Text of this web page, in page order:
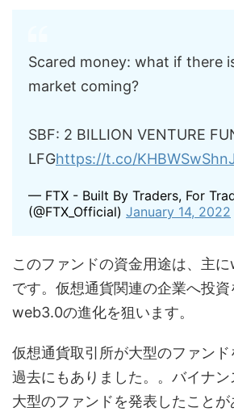
Scared money: what if there
market coming?
SBF: 2 BILLION VENTURE
LFGhttps://t.co/
— FTX - Built By Traders, For
(@FTX_Official) January 14, 2022
このファンドの資金用途は、主
です。仮想通貨関連の企業へ投資
web3.0の進化を狙います。
仮想通貨取引所が大型のファン
過去にもありました。。バイナン
大型のファンドを発表したことが